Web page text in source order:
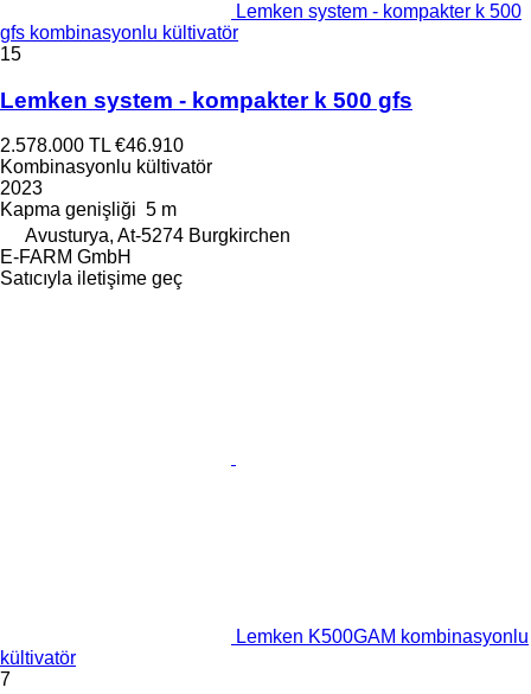
Lemken system - kompakter k 500
gfs kombinasyonlu kültivatör
15
Lemken system - kompakter k 500 gfs
2.578.000 TL €46.910
Kombinasyonlu kültivatör
2023
Kapma genişliği 5 m
Avusturya, At-5274 Burgkirchen
E-FARM GmbH
Satıcıyla iletişime geç
Lemken K500GAM kombinasyonlu
kültivatör
7